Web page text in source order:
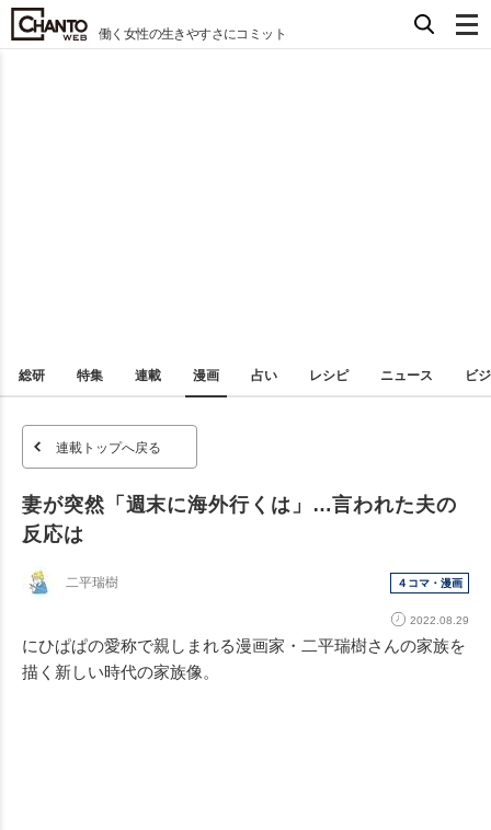
働く女性の生きやすさにコミット
総研 特集 連載 漫画 占い レシピ ニュース ビ
連載トップへ戻る
妻が突然「週末に海外行くは」…言われた夫の
反応は
二平瑞樹 ４コマ・漫画
2022.08.29
にひぱぱの愛称で親しまれる漫画家・二平瑞樹さんの家族を
描く新しい時代の家族像。